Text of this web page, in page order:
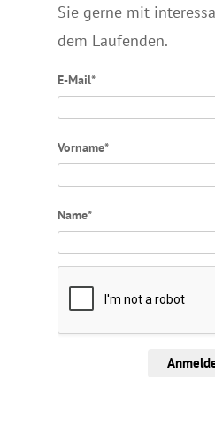
Sie gerne mit
dem Laufenden.
E-Mail*
Vorname*
Name*